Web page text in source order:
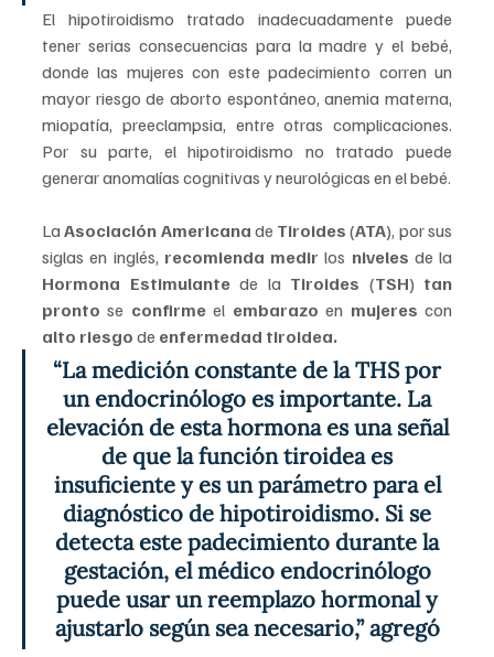
El hipotiroidismo tratado inadecuadamente puede
tener serias consecuencias para la madre y el bebé,
donde las mujeres con este padecimiento corren un
mayor riesgo de aborto espontáneo, anemia materna,
miopatía, preeclampsia, entre otras complicaciones.
Por su parte, el hipotiroidismo no tratado puede
generar anomalías cognitivas y neurológicas en el bebé.
La Asociación Americana de Tiroides (ATA), por sus
siglas en inglés, recomienda medir los niveles
Hormona Estimulante de la Tiroides (TSH) tan
pronto se confirme el embarazo en mujeres
alto riesgo de enfermedad tiroidea.
“La medición constante de la THS por
un endocrinólogo es importante. La
elevación de esta hormona es una señal
de que la función tiroidea es
insuficiente y es un parámetro para el
diagnóstico de hipotiroidismo. Si se
detecta este padecimiento durante la
gestación, el médico endocrinólogo
puede usar un reemplazo hormonal y
ajustarlo según sea necesario,” agregó